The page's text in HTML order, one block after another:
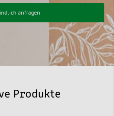
anfragen
Produkte